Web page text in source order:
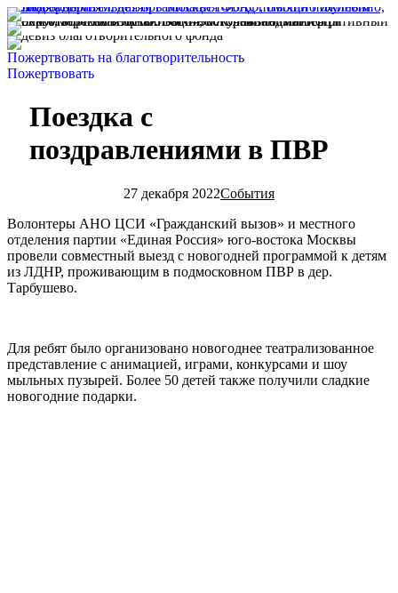
Пожертвовать на благотворительность
Пожертвовать
Поездка с
поздравлениями в ПВР
27 декабря 2022События
Волонтеры АНО ЦСИ «Гражданский вызов» и местного
отделения партии «Единая Россия» юго-востока Москвы
провели совместный выезд с новогодней программой к детям
из ЛДНР, проживающим в подмосковном ПВР в дер.
Тарбушево.
Для ребят было организовано новогоднее театрализованное
представление с анимацией, играми, конкурсами и шоу
мыльных пузырей. Более 50 детей также получили сладкие
новогодние подарки.